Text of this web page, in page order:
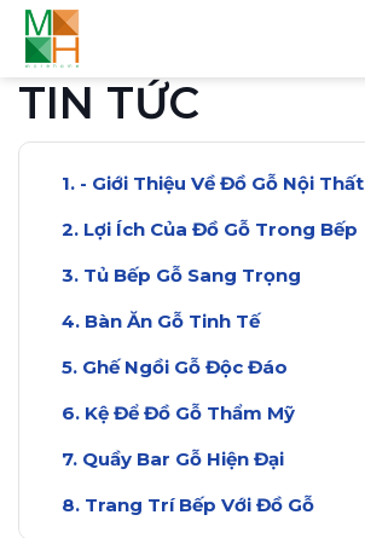
TIN TỨC
- Giới Thiệu Về Đồ Gỗ Nội Thất
Lợi Ích Của Đồ Gỗ Trong Bếp
Tủ Bếp Gỗ Sang Trọng
Bàn Ăn Gỗ Tinh Tế
Ghế Ngồi Gỗ Độc Đáo
Kệ Để Đồ Gỗ Thẩm Mỹ
Quầy Bar Gỗ Hiện Đại
Trang Trí Bếp Với Đồ Gỗ